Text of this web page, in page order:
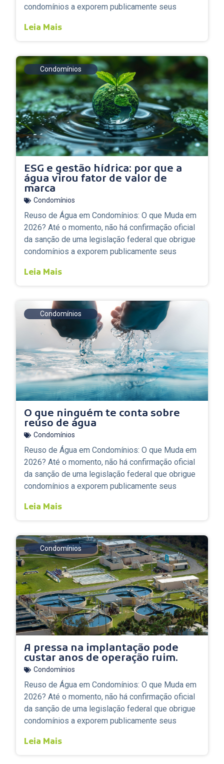
condomínios a exporem publicamente seus
Leia Mais
Condomínios
ESG e gestão hídrica: por que a
água virou fator de valor de
marca
Condomínios
Reuso de Água em Condomínios: O que Muda em
2026? Até o momento, não há confirmação oficial
da sanção de uma legislação federal que obrigue
condomínios a exporem publicamente seus
Leia Mais
Condomínios
O que ninguém te conta sobre
reúso de água
Condomínios
Reuso de Água em Condomínios: O que Muda em
2026? Até o momento, não há confirmação oficial
da sanção de uma legislação federal que obrigue
condomínios a exporem publicamente seus
Leia Mais
Condomínios
A pressa na implantação pode
custar anos de operação ruim.
Condomínios
Reuso de Água em Condomínios: O que Muda em
2026? Até o momento, não há confirmação oficial
da sanção de uma legislação federal que obrigue
condomínios a exporem publicamente seus
Leia Mais